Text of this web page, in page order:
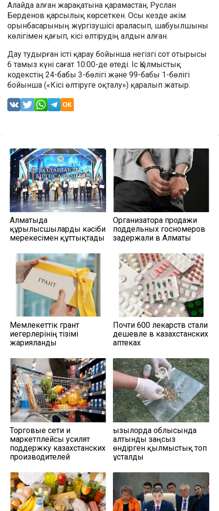
Алайда алған жарақатына қарамастан, Руслан
Берденов қарсылық көрсеткен. Осы кезде әкім
орынбасарының жүргізушісі араласып, шабуылшыны
көлігімен қағып, кісі өлтірудің алдын алған.
Дау тудырған істі қарау бойынша негізгі сот отырысы
6 тамыз күні сағат 10:00-де өтеді. Іс Қылмыстық
кодекстің 24-бабы 3-бөлігі және 99-бабы 1-бөлігі
бойынша («Кісі өлтіруге оқталу») қаралып жатыр.
Алматыда
құрылысшыларды кәсіби
мерекесімен құттықтады
Организатора продажи
поддельных госномеров
задержали в Алматы
Мемлекеттік грант
иегерлерінің тізімі
жарияланды
Почти 600 лекарств стали
дешевле в казахстанских
аптеках
Торговые сети и
маркетплейсы усилят
поддержку казахстанских
производителей
Қызылорда облысында
алтынды заңсыз
өндірген қылмыстық топ
ұсталды